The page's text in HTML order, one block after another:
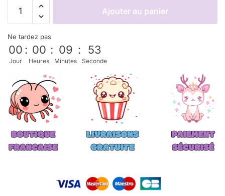
Ajouter au panier
Ne tardez pas
00
Jour
: 00
Heures
: 09
Minutes
: 53
Seconde